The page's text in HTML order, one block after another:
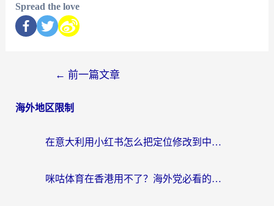
Spread the love
← 前一篇文章
海外地区限制
在意大利用小红书怎么把定位修改到中国国内？3个实用技巧+1个靠谱工具帮你搞定
咪咕体育在香港用不了？海外党必看的回国加速器选择指南（附3个真实场景解决方案）